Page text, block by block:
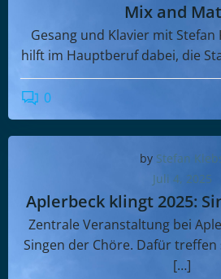
Mix and
Gesang und Klavier mit Stefan
hilft im Hauptberuf dabei, die
0
by Stefan
Juli 4, 2025
Aplerbeck klingt 2025:
Zentrale Veranstaltung bei
Singen der Chöre. Dafür treffen
[…]